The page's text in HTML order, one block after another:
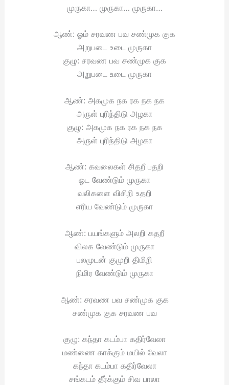
முருகா… முருகா… முருகா…
ஆண்: ஓம் சரவண பவ சண்முக குக
அறுபடை உடை முருகா
குழு: சரவண பவ சண்முக குக
அறுபடை உடை முருகா
ஆண்: அகமுக நக ரக நக நக
அருள் புரிந்திடு அழகா
குழு: அகமுக நக ரக நக நக
அருள் புரிந்திடு அழகா
ஆண்: கவலைகள் சிதறீ பதறி
ஓட வேண்டும் முருகா
வலிகளை விசிறி உதறி
எரிய வேண்டும் முருகா
ஆண்: பயங்களும் அலறி கதறீ
விலக வேண்டும் முருகா
பலமுடன் குமுறி திமிறி
நிமிர வேண்டும் முருகா
ஆண்: சரவண பவ சண்முக குக
சண்முக குக சரவண பவ
குழு: கந்தா கடம்பா கதிர்வேலா
மண்ணை காக்கும் மயில் வேலா
கந்தா கடம்பா கதிர்வேலா
சங்கடம் தீர்க்கும் சிவ பாலா